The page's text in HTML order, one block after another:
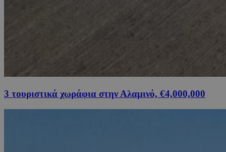
3 τουριστικά χωράφια στην Αλαμινό, €4,000,000